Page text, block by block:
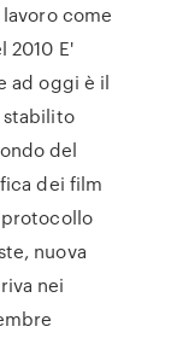
come
2010 E'
ad oggi è il
stabilito
del
dei film
nuova
nei